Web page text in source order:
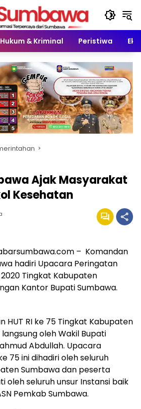
Hukum & Kriminal Peristiwa
Ajak Masyarakat
Kesehatan
– Komandan
hadiri Upacara Peringatan
2020 Tingkat Kabupaten
Kantor Bupati Sumbawa.
HUT RI ke 75 Tingkat Kabupaten
oleh Wakil Bupati
Abdullah. Upacara
75 ini dihadiri oleh seluruh
Sumbawa dan peserta
oleh seluruh unsur Instansi baik
Pemkab Sumbawa.